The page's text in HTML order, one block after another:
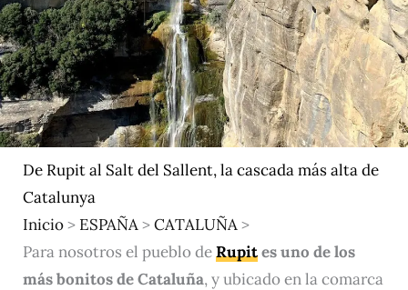
De Rupit al Salt del Sallent, la cascada más alta de
Catalunya
Inicio> ESPAÑA>CATALUÑA>
Para nosotros el pueblo deRupites uno de los
más bonitos de Cataluña, y ubicado en la comarca